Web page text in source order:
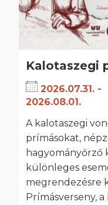
Kalotaszegi
2026.07.31. -
2026.08.01.
A kalotaszegi
prímásokat,
hagyományőrző
különleges
megrendezésre
Prímásverseny,